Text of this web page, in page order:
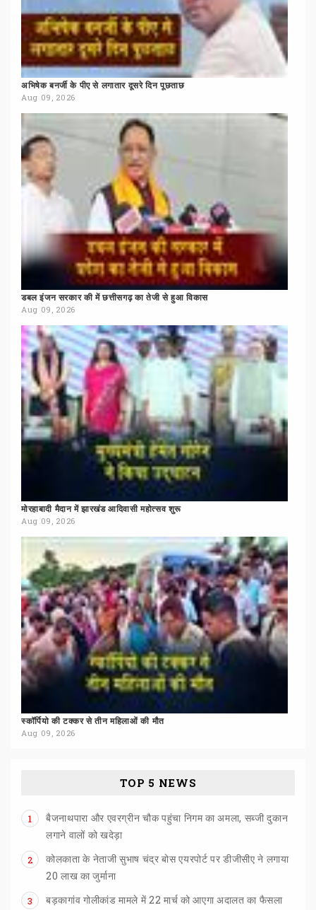
अभिषेक बनर्जी के पीए से लगातार दूसरे दिन पूछताछ
Aug 09, 2026
डबल इंजन सरकार की में छत्तीसगढ़ का तेजी से हुआ विकास
Aug 09, 2026
मोरहाबादी मैदान में झारखंड आदिवासी महोत्सव शुरू
Aug 09, 2026
स्कॉर्पियो की टक्कर से तीन महिलाओं की मौत
Aug 09, 2026
TOP 5 NEWS
1
बैजनाथपारा और एवरग्रीन चौक पहुंचा निगम का अमला, सब्जी दुकान
लगाने वालों को खदेड़ा
2
कोलकाता के नेताजी सुभाष चंद्र बोस एयरपोर्ट पर डीजीसीए ने लगाया
20 लाख का जुर्माना
3 बड़कागांव गोलीकांड मामले में22 मार्च कोआएगाअदालत का फैसला